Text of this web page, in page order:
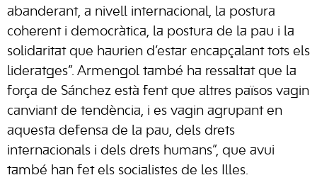
abanderant, a nivell internacional, la postura
coherent i democràtica, la postura de la pau i la
solidaritat que haurien d’estar encapçalant tots els
lideratges”. Armengol també ha ressaltat que la
força de Sánchez està fent que altres països vagin
canviant de tendència, i es vagin agrupant en
aquesta defensa de la pau, dels drets
internacionals i dels drets humans”, que avui
també han fet els socialistes de les Illes.